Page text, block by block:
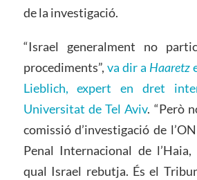
de la investigació.
“Israel generalment no
procediments”, va dir a Haaretz
Lieblich, expert en dret
Universitat de Tel Aviv. “Però
comissió d’investigació de
Penal Internacional de
qual Israel rebutja. És el